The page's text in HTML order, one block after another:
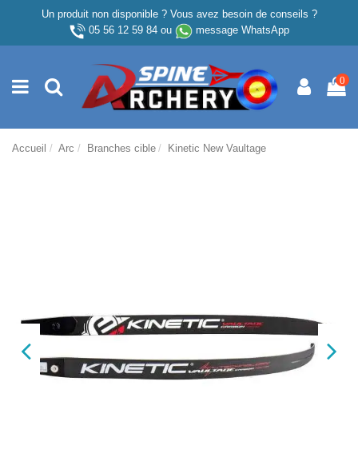
Un produit non disponible ? Vous avez besoin de conseils ?
05 56 12 59 84ou message WhatsApp
0
Accueil Arc Branches cible Kinetic New Vaultage